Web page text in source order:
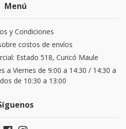
Menú
y Condiciones
costos de envíos
Estado 518, Curicó Maule
a Viernes de 9:00 a 14:30 / 14:30 a
de 10:30 a 13:00